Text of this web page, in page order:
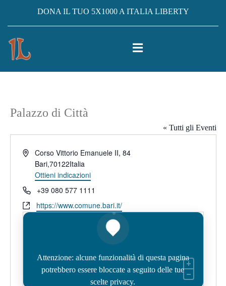
DONA IL TUO 5X1000 A ITALIA LIBERTY
Palazzo di Città
« Tutti gli Eventi
IndirizzoCorso Vittorio Emanuele II, 84
Bari,70122Italia
Ottieni indicazioni
Telefono+39 080 577 1111
Websitehttps://www.comune.bari.it/
Attenzione: alcune funzionalità di questa pagina
potrebbero essere bloccate a seguito delle tue
scelte privacy.